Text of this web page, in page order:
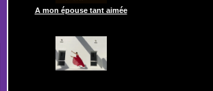
A mon épouse tant aimée